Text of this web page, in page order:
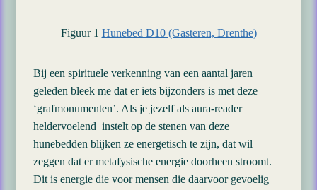
Figuur 1 Hunebed D10 (Gasteren, Drenthe)
Bij een spirituele verkenning van een aantal jaren
geleden bleek me dat er iets bijzonders is met deze
‘grafmonumenten’. Als je jezelf als aura-reader
heldervoelend instelt op de stenen van deze
hunebedden blijken ze energetisch te zijn, dat wil
zeggen dat er metafysische energie doorheen stroomt.
Dit is energie die voor mensen die daarvoor gevoelig